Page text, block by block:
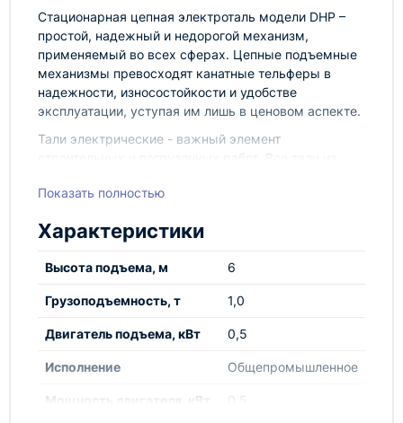
Стационарная цепная электроталь модели DHP –
простой, надежный и недорогой механизм,
применяемый во всех сферах. Цепные подъемные
механизмы превосходят канатные тельферы в
надежности, износостойкости и удобстве
эксплуатации, уступая им лишь в ценовом аспекте.
Тали электрические - важный элемент
строительных и погрузочных работ. Все тали из
качество и могут использоваться даже в самых
при низких температурах. Существуют разные
разных условий работы. Чаще всего, тали
Оборудование марки TOR, представленное в
Показать полностью
Характеристики
Высота подъема, м 6
Грузоподъемность, т 1,0
Двигатель подъема, кВт 0,5
Исполнение Общепромышленное
Мощность двигателя, кВт 0,5